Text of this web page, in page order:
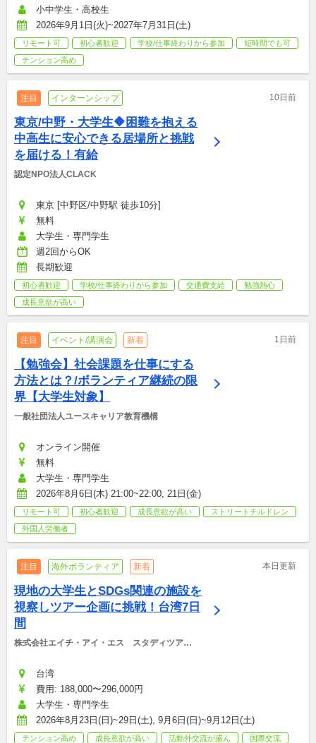
小中学生・高校生
2026年9月1日(火)~2027年7月31日(土)
リモート可 初心者歓迎 学校/仕事終わりから参加
短時間でも可
テンション高め
注目 インターンシップ 10日前
東京/中野・大学生🔶困難を抱える
中高生に安心できる居場所と挑戦
を届ける！有給
認定NPO法人CLACK
東京 [中野区/中野駅 徒歩10分]
無料
大学生・専門学生
週2回からOK
長期歓迎
初心者歓迎 学校/仕事終わりから参加 交通費支給
勉強熱心
成長意欲が高い
注目 イベント/講演会 新着 1日前
【勉強会】社会課題を仕事にする
方法とは？/ボランティア継続の限
界【大学生対象】
一般社団法人ユースキャリア教育機構
オンライン開催
無料
大学生・専門学生
2026年8月6日(木) 21:00~22:00, 21日(金)
リモート可 初心者歓迎 成長意欲が高い
ストリートチルドレン
外国人労働者
注目 海外ボランティア 新着 本日更新
現地の大学生とSDGs関連の施設を
視察しツアー企画に挑戦！台湾7日
間
株式会社エイチ・アイ・エス　スタディツアー
台湾
費用: 188,000〜296,000円
大学生・専門学生
2026年8月23日(日)~29日(土), 9月6日(日)~9月12日(土)
テンション高め 成長意欲が高い 活動外交流が盛ん 国際交流